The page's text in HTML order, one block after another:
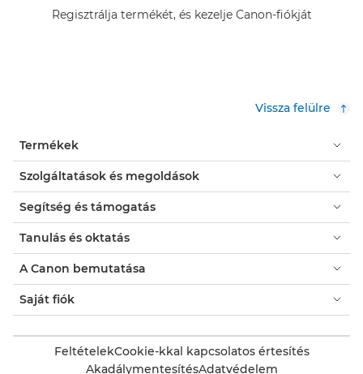
Regisztrálja termékét, és kezelje Canon-fiókját
Vissza felülre
Termékek
Szolgáltatások és megoldások
Segítség és támogatás
Tanulás és oktatás
A Canon bemutatása
Saját fiók
FeltételekCookie-kkal kapcsolatos értesítés
AkadálymentesítésAdatvédelem